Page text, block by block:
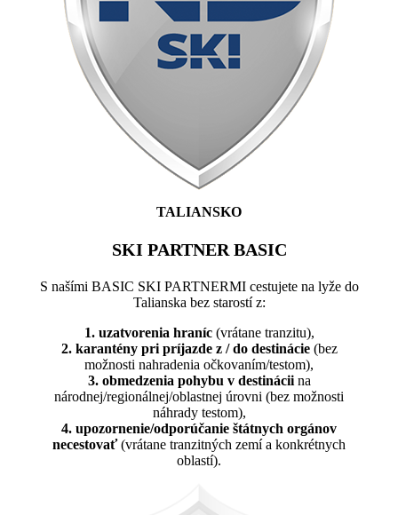
TALIANSKO
SKI PARTNER BASIC
S našími BASIC SKI PARTNERMI cestujete na lyže do
Talianska bez starostí z:
1. uzatvorenia hraníc(vrátane tranzitu),
2. karantény pri príjazde z / do destinácie(bez
možnosti nahradenia očkovaním/testom),
3. obmedzenia pohybu v destinácii na
národnej/regionálnej/oblastnej úrovni (bez možnosti
náhrady testom),
4. upozornenie/odporúčanie štátnych orgánov
necestovať(vrátane tranzitných zemí a konkrétnych
oblastí).